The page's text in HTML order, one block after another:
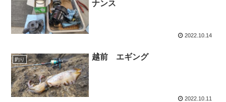
ナンス
2022.10.14
釣り 越前 エギング
2022.10.11